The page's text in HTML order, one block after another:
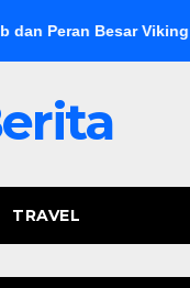
Viking dalam
TRAVEL